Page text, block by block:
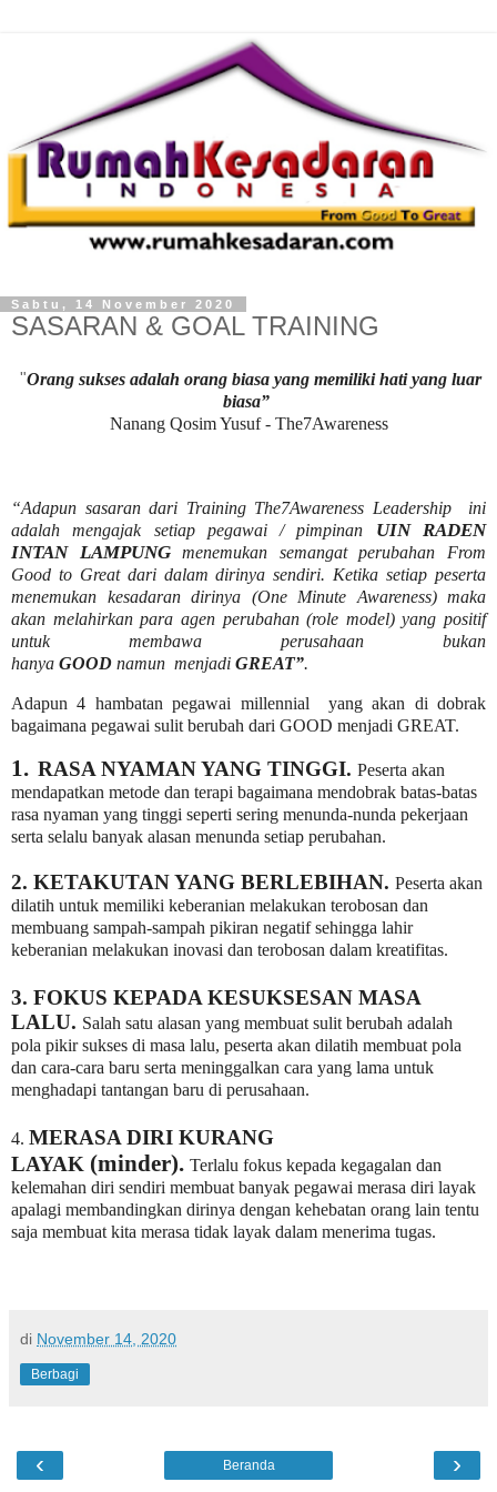
Sabtu, 14 November 2020
SASARAN & GOAL TRAINING
"Orang sukses adalah orang biasa yang memiliki hati yang luar
biasa”
Nanang Qosim Yusuf - The7Awareness
“Adapun sasaran dari Training The7Awareness Leadership
ini
adalah mengajak setiap pegawai / pimpinan UIN RADEN
INTAN LAMPUNG
menemukan semangat perubahan From
Good to Great dari dalam dirinya sendiri. Ketika setiap peserta
menemukan kesadaran dirinya (One Minute Awareness) maka
akan melahirkan para agen perubahan (role model) yang positif
untuk membawa perusahaan bukan
hanya GOOD namun menjadi GREAT”.
Adapun 4 hambatan pegawai millennial yang akan di dobrak
bagaimana pegawai sulit berubah dari GOOD menjadi GREAT.
1. RASA NYAMAN YANG TINGGI. Peserta akan
mendapatkan metode dan terapi bagaimana mendobrak batas-batas
rasa nyaman yang tinggi seperti sering menunda-nunda pekerjaan
serta selalu banyak alasan menunda setiap perubahan.
2. KETAKUTAN YANG BERLEBIHAN. Peserta akan
dilatih untuk memiliki keberanian melakukan terobosan dan
membuang sampah-sampah pikiran negatif sehingga lahir
keberanian melakukan inovasi dan terobosan dalam kreatifitas.
3. FOKUS KEPADA KESUKSESAN MASA
LALU. Salah satu alasan yang membuat sulit berubah adalah
pola pikir sukses di masa lalu, peserta akan dilatih membuat pola
dan cara-cara baru serta meninggalkan cara yang lama untuk
menghadapi tantangan baru di perusahaan.
4. MERASA DIRI KURANG
LAYAK (minder). Terlalu fokus kepada kegagalan dan
kelemahan diri sendiri membuat banyak pegawai merasa diri layak
apalagi membandingkan dirinya dengan kehebatan orang lain tentu
saja membuat kita merasa tidak layak dalam menerima tugas.
di November 14, 2020
Berbagi
‹ ›
Beranda